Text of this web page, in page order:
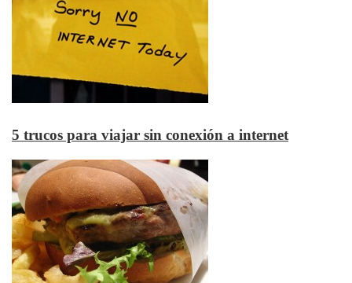
5 trucos para viajar sin conexión a internet